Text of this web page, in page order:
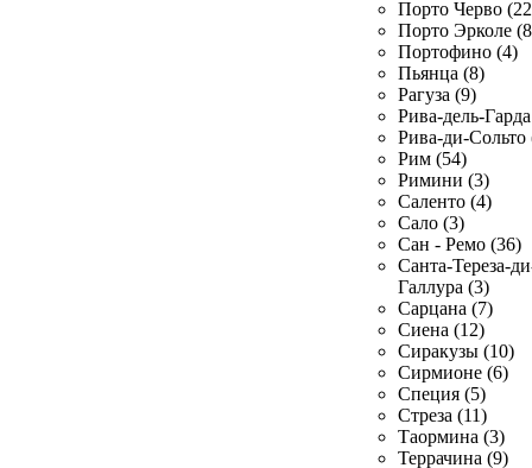
Порто Черво
Порто Эрколе
Портофино (4)
Пьянца (8)
Рагуза (9)
Рива-дель-
Рива-ди-Сольто
Рим (54)
Римини (3)
Саленто (4)
Сало (3)
Сан - Ремо (36)
Санта-Тереза-
Галлура (3)
Сарцана (7)
Сиена (12)
Сиракузы (10)
Сирмионе (6)
Специя (5)
Стреза (11)
Таормина (3)
Террачина (9)